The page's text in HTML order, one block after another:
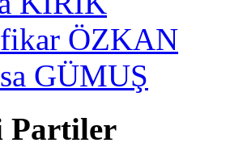
ÖZKAN
GÜMUŞ
Partiler